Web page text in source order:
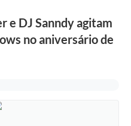
e DJ Sanndy agitam
no aniversário de